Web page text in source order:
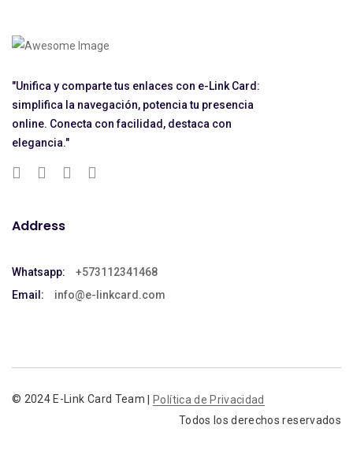
"Unifica y comparte tus enlaces con e-Link Card:
simplifica la navegación, potencia tu presencia
online. Conecta con facilidad, destaca con
elegancia."
Address
Whatsapp:
+573112341468
Email:
info@e-linkcard.com
© 2024 E-Link Card Team Política de Privacidad
Todos los derechos reservados